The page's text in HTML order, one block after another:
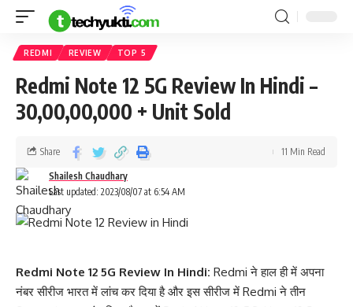
REDMI REVIEW TOP 5
Redmi Note 12 5G Review In Hindi –
30,00,00,000 + Unit Sold
Last updated: 2023/08/07 at 6:54 AM
Shailesh Chaudhary
Share 11 Min Read
Redmi Note 12 5G Review In Hindi: Redmi ने हाल ही में अपना
नंबर सीरीज भारत में लांच कर दिया है और इस सीरीज में Redmi ने तीन